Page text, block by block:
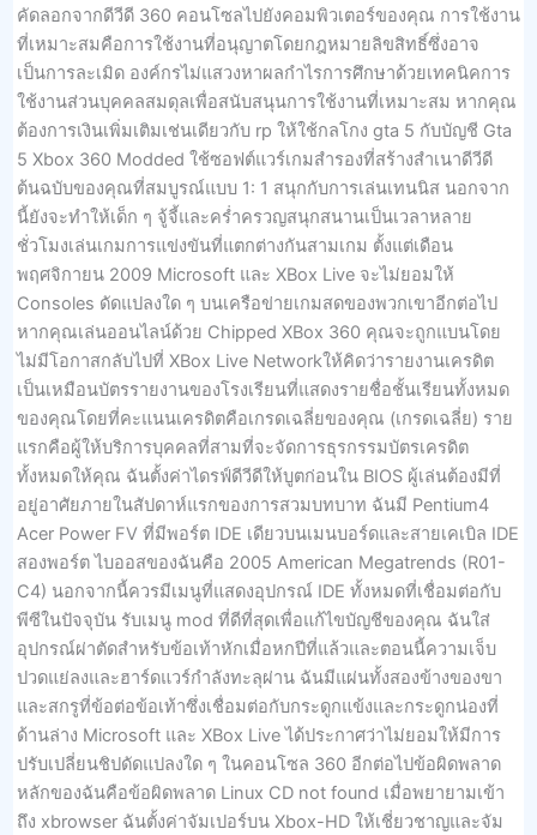
คัดลอกจากดีวีดี 360 คอนโซลไปยังคอมพิวเตอร์ของคุณ การใช้งาน
ที่เหมาะสมคือการใช้งานที่อนุญาตโดยกฎหมายลิขสิทธิ์ซึ่งอาจ
เป็นการละเมิด องค์กรไม่แสวงหาผลกำไรการศึกษาด้วยเทคนิคการ
ใช้งานส่วนบุคคลสมดุลเพื่อสนับสนุนการใช้งานที่เหมาะสม หากคุณ
ต้องการเงินเพิ่มเติมเช่นเดียวกับ rp ให้ใช้กลโกง gta 5 กับบัญชี Gta
5 Xbox 360 Modded ใช้ซอฟต์แวร์เกมสำรองที่สร้างสำเนาดีวีดี
ต้นฉบับของคุณที่สมบูรณ์แบบ 1: 1 สนุกกับการเล่นเทนนิส นอกจาก
นี้ยังจะทำให้เด็ก ๆ จู้จี้และคร่ำครวญสนุกสนานเป็นเวลาหลาย
ชั่วโมงเล่นเกมการแข่งขันที่แตกต่างกันสามเกม ตั้งแต่เดือน
พฤศจิกายน 2009 Microsoft และ XBox Live จะไม่ยอมให้
Consoles ดัดแปลงใด ๆ บนเครือข่ายเกมสดของพวกเขาอีกต่อไป
หากคุณเล่นออนไลน์ด้วย Chipped XBox 360 คุณจะถูกแบนโดย
ไม่มีโอกาสกลับไปที่ XBox Live Networkให้คิดว่ารายงานเครดิต
เป็นเหมือนบัตรรายงานของโรงเรียนที่แสดงรายชื่อชั้นเรียนทั้งหมด
ของคุณโดยที่คะแนนเครดิตคือเกรดเฉลี่ยของคุณ (เกรดเฉลี่ย) ราย
แรกคือผู้ให้บริการบุคคลที่สามที่จะจัดการธุรกรรมบัตรเครดิต
ทั้งหมดให้คุณ ฉันตั้งค่าไดรฟ์ดีวีดีให้บูตก่อนใน BIOS ผู้เล่นต้องมีที่
อยู่อาศัยภายในสัปดาห์แรกของการสวมบทบาท ฉันมี Pentium4
Acer Power FV ที่มีพอร์ต IDE เดียวบนเมนบอร์ดและสายเคเบิล IDE
สองพอร์ต ไบออสของฉันคือ 2005 American Megatrends (R01-
C4) นอกจากนี้ควรมีเมนูที่แสดงอุปกรณ์ IDE ทั้งหมดที่เชื่อมต่อกับ
พีซีในปัจจุบัน รับเมนู mod ที่ดีที่สุดเพื่อแก้ไขบัญชีของคุณ ฉันใส่
อุปกรณ์ผ่าตัดสำหรับข้อเท้าหักเมื่อหกปีที่แล้วและตอนนี้ความเจ็บ
ปวดแย่ลงและฮาร์ดแวร์กำลังทะลุผ่าน ฉันมีแผ่นทั้งสองข้างของขา
และสกรูที่ข้อต่อข้อเท้าซึ่งเชื่อมต่อกับกระดูกแข้งและกระดูกน่องที่
ด้านล่าง Microsoft และ XBox Live ได้ประกาศว่าไม่ยอมให้มีการ
ปรับเปลี่ยนชิปดัดแปลงใด ๆ ในคอนโซล 360 อีกต่อไปข้อผิดพลาด
หลักของฉันคือข้อผิดพลาด Linux CD not found เมื่อพยายามเข้า
ถึง xbrowser ฉันตั้งค่าจัมเปอร์บน Xbox-HD ให้เชี่ยวชาญและจัม